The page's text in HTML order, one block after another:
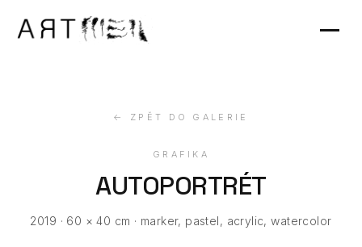
Výstavy
← ZPĚT DO GALERIE
GRAFIKA
AUTOPORTRÉT
2019 · 60 × 40 cm · marker, pastel, acrylic, watercolor